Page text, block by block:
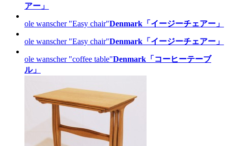
アー」
ole wanscher "Easy chair"Denmark「イージーチェアー」
ole wanscher "Easy chair"Denmark「イージーチェアー」
ole wanscher "coffee table"Denmark「コーヒーテーブ
ル」